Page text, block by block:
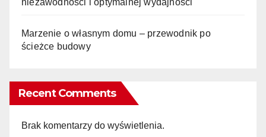
Marzenie o własnym domu – przewodnik po
ścieżce budowy
Recent Comments
Brak komentarzy do wyświetlenia.